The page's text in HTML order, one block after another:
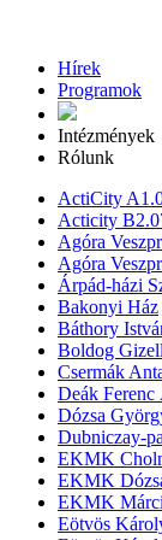
Hírek
Programok
Intézmények
Rólunk
ActiCity
Acticity
Agóra
Agóra
Árpád-házi
Bakonyi Ház
Báthory
Boldog
Csermák
Deák Ferenc
Dózsa
Dubniczay-
EKMK
EKMK
EKMK
Eötvös